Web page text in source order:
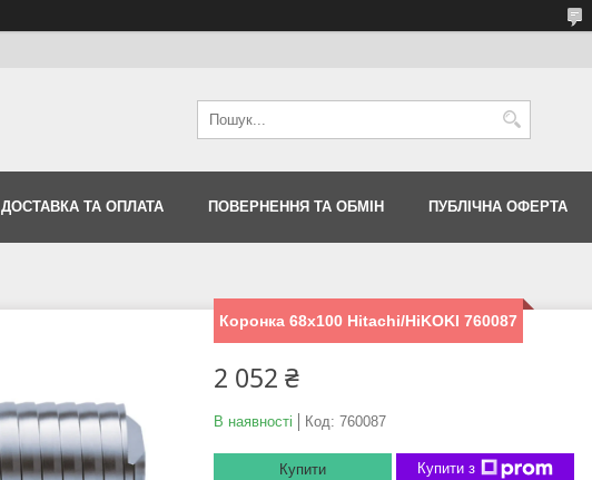
ДОСТАВКА ТА ОПЛАТА ПОВЕРНЕННЯ ТА ОБМІН ПУБЛІЧНА ОФЕРТА
Коронка 68х100 Hitachi/HiKOKI 760087
2 052 ₴
В наявності Код: 760087
Купити Купити з